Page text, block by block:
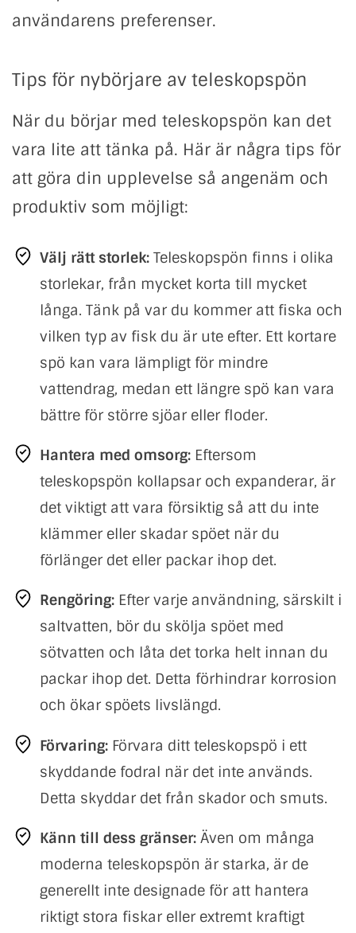
användarens preferenser.
Tips för nybörjare av teleskopspön
När du börjar med teleskopspön kan det
vara lite att tänka på. Här är några tips för
att göra din upplevelse så angenäm och
produktiv som möjligt:
Välj rätt storlek: Teleskopspön finns i olika
storlekar, från mycket korta till mycket
långa. Tänk på var du kommer att fiska och
vilken typ av fisk du är ute efter. Ett kortare
spö kan vara lämpligt för mindre
vattendrag, medan ett längre spö kan vara
bättre för större sjöar eller floder.
Hantera med omsorg: Eftersom
teleskopspön kollapsar och expanderar, är
det viktigt att vara försiktig så att du inte
klämmer eller skadar spöet när du
förlänger det eller packar ihop det.
Rengöring: Efter varje användning, särskilt i
saltvatten, bör du skölja spöet med
sötvatten och låta det torka helt innan du
packar ihop det. Detta förhindrar korrosion
och ökar spöets livslängd.
Förvaring: Förvara ditt teleskopspö i ett
skyddande fodral när det inte används.
Detta skyddar det från skador och smuts.
Känn till dess gränser: Även om många
moderna teleskopspön är starka, är de
generellt inte designade för att hantera
riktigt stora fiskar eller extremt kraftigt